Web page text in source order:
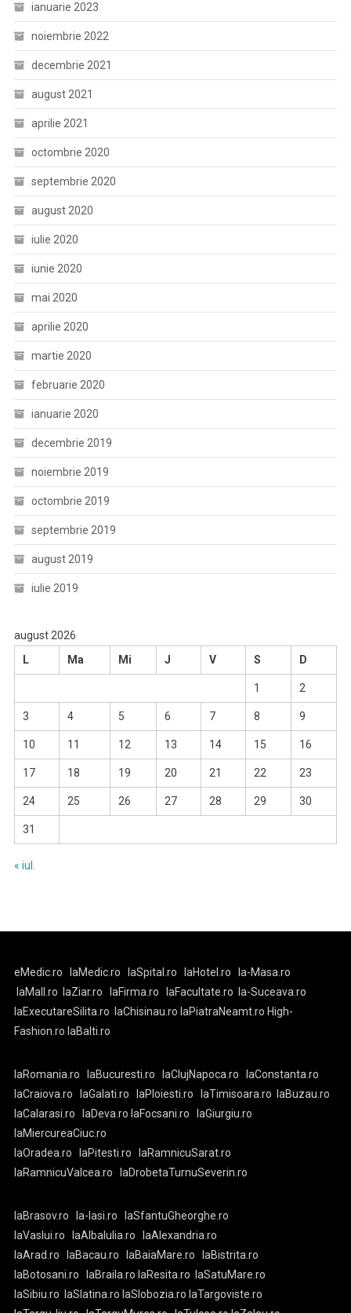
ianuarie 2023
noiembrie 2022
decembrie 2021
august 2021
aprilie 2021
octombrie 2020
septembrie 2020
august 2020
iulie 2020
iunie 2020
mai 2020
aprilie 2020
martie 2020
februarie 2020
ianuarie 2020
decembrie 2019
noiembrie 2019
octombrie 2019
septembrie 2019
august 2019
iulie 2019
august 2026
L
Ma Mi J V S D
1 2
3 4 5 6 7 8 9
10 11 12 13 14 15 16
17 18 19 20 21 22 23
24 25 26 27 28 29 30
31
« iul.
eMedic.ro laMedic.ro laSpital.ro laHotel.ro
la-Masa.ro
laMall.ro
laZiar.ro laFirma.ro laFacultate.ro
la-Suceava.ro
laExecutareSilita.ro
laChisinau.ro laPiatraNeamt.ro High-
Fashion.ro laBalti.ro
laRomania.ro laBucuresti.ro laClujNapoca.ro
laConstanta.ro
laCraiova.ro
laGalati.ro laPloiesti.ro laTimisoara.ro
laBuzau.ro
laCalarasi.ro
laDeva.ro laFocsani.ro
laGiurgiu.ro
laMiercureaCiuc.ro
laOradea.ro
laPitesti.ro
laRamnicuSarat.ro
laRamnicuValcea.ro
laDrobetaTurnuSeverin.ro
laBrasov.ro la-Iasi.ro
laSfantuGheorghe.ro
laVaslui.ro
laAlbaIulia.ro
laAlexandria.ro
laArad.ro
laBacau.ro laBaiaMare.ro
laBistrita.ro
laBotosani.ro
laBraila.ro laResita.ro
laSatuMare.ro
laSibiu.ro
laSlatina.ro laSlobozia.ro laTargoviste.ro